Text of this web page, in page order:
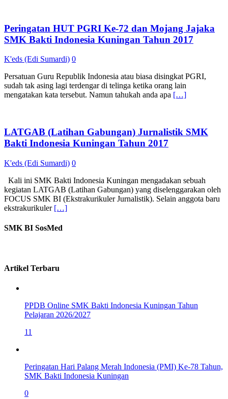
Peringatan HUT PGRI Ke-72 dan Mojang Jajaka
SMK Bakti Indonesia Kuningan Tahun 2017
K'eds (Edi Sumardi) 0
Persatuan Guru Republik Indonesia atau biasa disingkat PGRI,
sudah tak asing lagi terdengar di telinga ketika orang lain
mengatakan kata tersebut. Namun tahukah anda apa […]
LATGAB (Latihan Gabungan) Jurnalistik SMK
Bakti Indonesia Kuningan Tahun 2017
K'eds (Edi Sumardi) 0
Kali ini SMK Bakti Indonesia Kuningan mengadakan sebuah
kegiatan LATGAB (Latihan Gabungan) yang diselenggarakan oleh
FOCUS SMK BI (Ekstrakurikuler Jurnalistik). Selain anggota baru
ekstrakurikuler […]
SMK BI SosMed
Artikel Terbaru
PPDB Online SMK Bakti Indonesia Kuningan Tahun
Pelajaran 2026/2027
11
Peringatan Hari Palang Merah Indonesia (PMI) Ke-78 Tahun,
SMK Bakti Indonesia Kuningan
0